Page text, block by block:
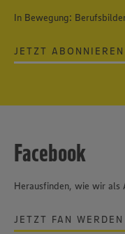
In Bewegung:
JETZT ABONNIEREN
Facebook
Herausfinden, wie wir als
JETZT FAN WERDEN